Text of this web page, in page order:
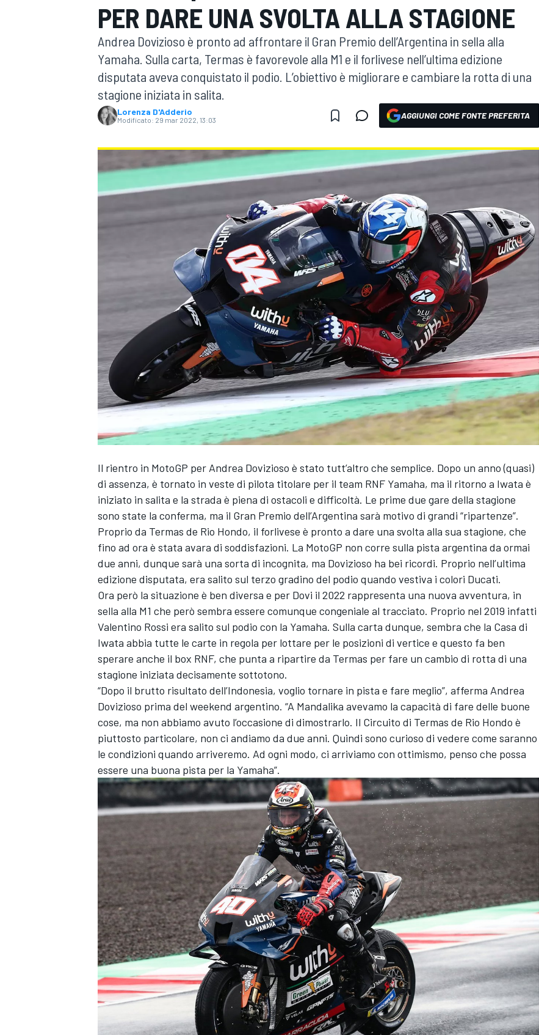
MOTOGP WEC
WRC
MONOPOSTO
PER DARE UNA SVOLTA ALLA STAGIONE
Andrea Dovizioso è pronto ad affrontare il Gran Premio dell’Argentina in sella alla
Yamaha. Sulla carta, Termas è favorevole alla M1 e il forlivese nell’ultima edizione
disputata aveva conquistato il podio. L’obiettivo è migliorare e cambiare la rotta di una
stagione iniziata in salita.
Lorenza D'Adderio
Modificato: 29 mar 2022, 13:03 AGGIUNGI COME FONTE PREFERITA
Il rientro in MotoGP per Andrea Dovizioso è stato tutt’altro che semplice. Dopo un anno (quasi)
di assenza, è tornato in veste di pilota titolare per il team RNF Yamaha, ma il ritorno a Iwata è
iniziato in salita e la strada è piena di ostacoli e difficoltà. Le prime due gare della stagione
sono state la conferma, ma il Gran Premio dell’Argentina sarà motivo di grandi “ripartenze”.
Proprio da Termas de Rio Hondo, il forlivese è pronto a dare una svolta alla sua stagione, che
fino ad ora è stata avara di soddisfazioni. La MotoGP non corre sulla pista argentina da ormai
due anni, dunque sarà una sorta di incognita, ma Dovizioso ha bei ricordi. Proprio nell’ultima
edizione disputata, era salito sul terzo gradino del podio quando vestiva i colori Ducati.
Ora però la situazione è ben diversa e per Dovi il 2022 rappresenta una nuova avventura, in
sella alla M1 che però sembra essere comunque congeniale al tracciato. Proprio nel 2019 infatti
Valentino Rossi era salito sul podio con la Yamaha. Sulla carta dunque, sembra che la Casa di
Iwata abbia tutte le carte in regola per lottare per le posizioni di vertice e questo fa ben
sperare anche il box RNF, che punta a ripartire da Termas per fare un cambio di rotta di una
stagione iniziata decisamente sottotono.
“Dopo il brutto risultato dell’Indonesia, voglio tornare in pista e fare meglio”, afferma Andrea
Dovizioso prima del weekend argentino. “A Mandalika avevamo la capacità di fare delle buone
cose, ma non abbiamo avuto l’occasione di dimostrarlo. Il Circuito di Termas de Rio Hondo è
piuttosto particolare, non ci andiamo da due anni. Quindi sono curioso di vedere come saranno
le condizioni quando arriveremo. Ad ogni modo, ci arriviamo con ottimismo, penso che possa
essere una buona pista per la Yamaha”.